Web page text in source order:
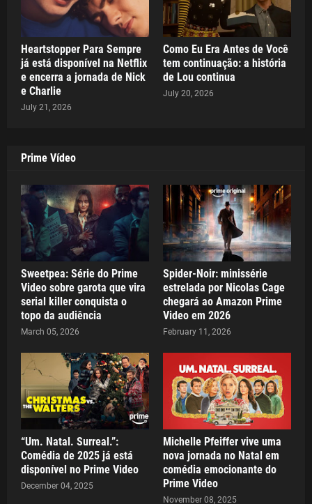
Heartstopper Para Sempre
já está disponível na Netflix
e encerra a jornada de Nick
e Charlie
July 21, 2026
Como Eu Era Antes de Você
tem continuação: a história
de Lou continua
July 20, 2026
Prime Vídeo
Sweetpea: Série do Prime
Video sobre garota que vira
serial killer conquista o
topo da audiência
March 05, 2026
Spider-Noir: minissérie
estrelada por Nicolas Cage
chegará ao Amazon Prime
Video em 2026
February 11, 2026
“Um. Natal. Surreal.”:
Comédia de 2025 já está
disponível no Prime Video
December 04, 2025
Michelle Pfeiffer vive uma
nova jornada no Natal em
comédia emocionante do
Prime Video
November 08, 2025